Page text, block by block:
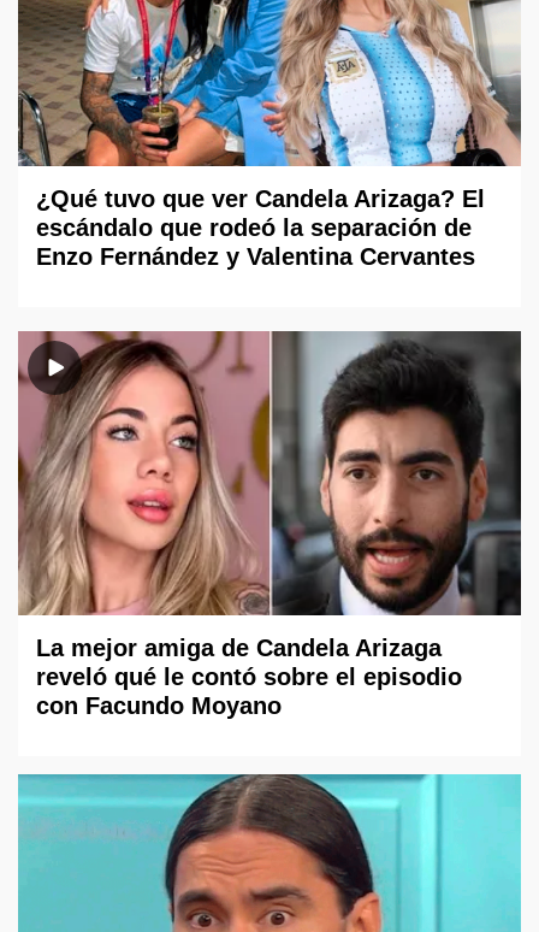
¿Qué tuvo que ver Candela Arizaga? El
escándalo que rodeó la separación de
Enzo Fernández y Valentina Cervantes
La mejor amiga de Candela Arizaga
reveló qué le contó sobre el episodio
con Facundo Moyano